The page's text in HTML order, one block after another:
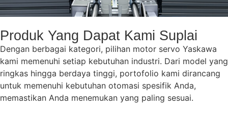
Produk Yang Dapat Kami Suplai
Dengan berbagai kategori, pilihan motor servo Yaskawa
kami memenuhi setiap kebutuhan industri. Dari model yang
ringkas hingga berdaya tinggi, portofolio kami dirancang
untuk memenuhi kebutuhan otomasi spesifik Anda,
memastikan Anda menemukan yang paling sesuai.